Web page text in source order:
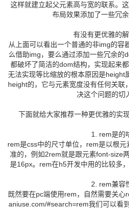
这样就建立起父元素高与宽的联系。
布局效果添加了一些冗余
有没有更优雅的
从上面可以看出一个普通的非img的容
么借助img，要么通过添加一些冗余的
都破坏了简洁的dom结构，实现起来
无法实现等比缩放的根本原因是height
height的，它与元素宽度没有任何关联
决这个问题的切
下面就给大家推荐一种更优雅的实
1. rem是的
rem是css中的尺寸单位，rem是以根
准的，例如2rem就是跟元素font-size
是16px。rem在h5开发中用的比较多
2. rem兼容
既然要在pc端使用rem，自然需要关
aniuse.com/#search=rem我们可以看